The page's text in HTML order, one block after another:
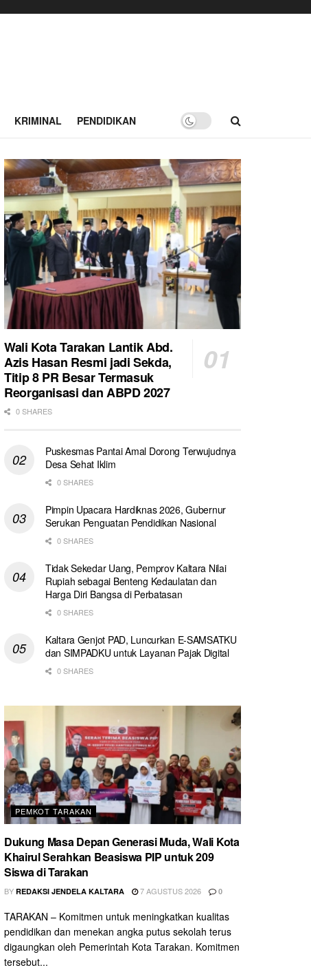
KRIMINAL PENDIDIKAN
Wali Kota Tarakan Lantik Abd.
Azis Hasan Resmi jadi Sekda,
Titip 8 PR Besar Termasuk
Reorganisasi dan ABPD 2027
0 SHARES
Puskesmas Pantai Amal Dorong Terwujudnya
Desa Sehat Iklim
0 SHARES
Pimpin Upacara Hardiknas 2026, Gubernur
Serukan Penguatan Pendidikan Nasional
0 SHARES
Tidak Sekedar Uang, Pemprov Kaltara Nilai
Rupiah sebagai Benteng Kedaulatan dan
Harga Diri Bangsa di Perbatasan
0 SHARES
Kaltara Genjot PAD, Luncurkan E-SAMSATKU
dan SIMPADKU untuk Layanan Pajak Digital
0 SHARES
PEMKOT TARAKAN
Dukung Masa Depan Generasi Muda, Wali Kota
Khairul Serahkan Beasiswa PIP untuk 209
Siswa di Tarakan
BY REDAKSI JENDELA KALTARA 7 AGUSTUS 2026 0
TARAKAN – Komitmen untuk meningkatkan kualitas
pendidikan dan menekan angka putus sekolah terus
digaungkan oleh Pemerintah Kota Tarakan. Komitmen
tersebut...